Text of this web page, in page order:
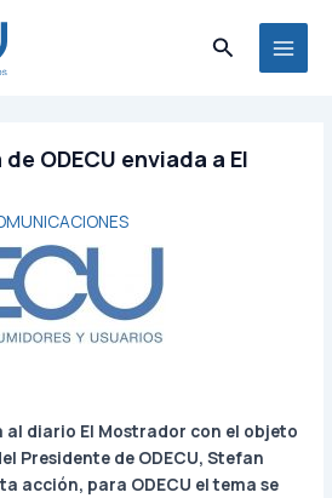
Buscar
ODECU enviada a El
diario El Mostrador con el objeto
Presidente de ODECU, Stefan
acción, para ODECU el tema se